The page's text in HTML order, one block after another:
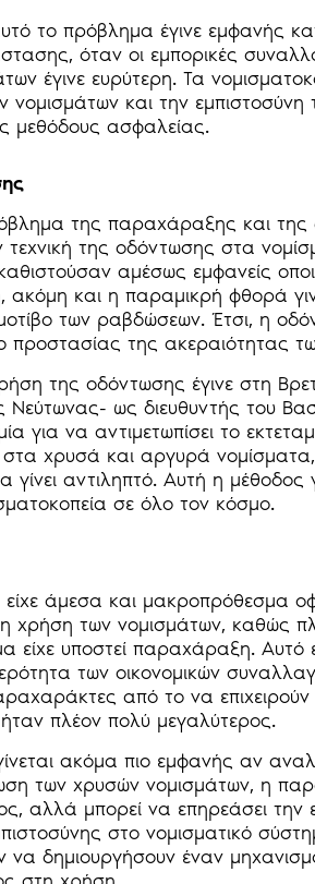
το πρόβλημα έγινε εμφανής
όταν οι εμπορικές
έγινε ευρύτερη. Τα
νομισμάτων και την
μεθόδους ασφαλείας.
της παραχάραξης και της
της οδόντωσης στα
αμέσως εμφανείς
και η παραμικρή φθορά
των ραβδώσεων. Έτσι, η
προστασίας της ακεραιότητας
της οδόντωσης έγινε στη
ως διευθυντής του
για να αντιμετωπίσει το
χρυσά και αργυρά
γίνει αντιληπτό. Αυτή η
σε όλο τον κόσμο.
άμεσα και μακροπρόθεσμα
χρήση των νομισμάτων, καθώς
είχε υποστεί παραχάραξη. Αυτό
των οικονομικών
από το να
πλέον πολύ μεγαλύτερος.
ακόμα πιο εμφανής αν
των χρυσών νομισμάτων, η
αλλά μπορεί να επηρεάσει
στο νομισματικό
να δημιουργήσουν έναν